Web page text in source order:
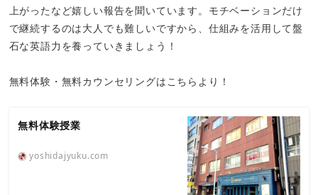
上がったなど嬉しい報告を聞いています。モチベーションだけ
で継続するのは大人でも難しいですから、仕組みを活用して盤
石な英語力を養っていきましょう！
無料体験・無料カウンセリングはこちらより！
無料体験授業
yoshidajyuku.com